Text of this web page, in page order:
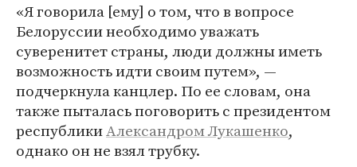
«Я говорила [ему] о том, что в вопросе
Белоруссии необходимо уважать
суверенитет страны, люди должны иметь
возможность идти своим путем», —
подчеркнула канцлер. По ее словам, она
также пыталась поговорить с президентом
республикиАлександром Лукашенко,
однако он не взял трубку.